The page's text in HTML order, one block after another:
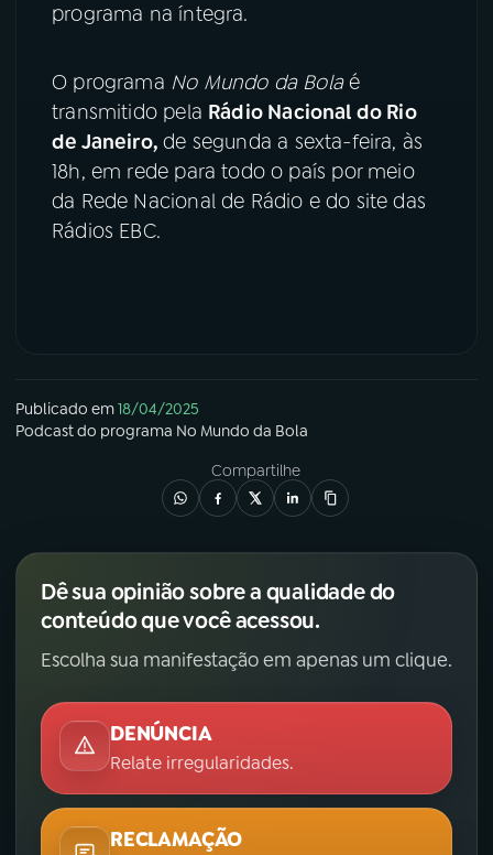
programa na íntegra.
O programa No Mundo da Bolaé
transmitido pela Rádio Nacional do Rio
de Janeiro,de segunda a sexta-feira, às
18h, em rede para todo o país por meio
da Rede Nacional de Rádio e do site das
Rádios EBC.
Publicado em18/04/2025
Podcastdo programa No Mundo da Bola
Compartilhe
Dê sua opinião sobre a qualidade do
conteúdo que você acessou.
Escolha sua manifestação em apenas um clique.
DENÚNCIA
Relate irregularidades.
RECLAMAÇÃO